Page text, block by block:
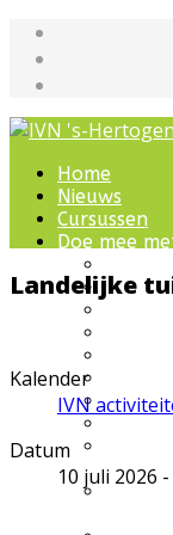
Home
Nieuws
Cursussen
Doe mee
IVN
Landelijke
Kalender
IVN
Datum
10 juli 2026 -